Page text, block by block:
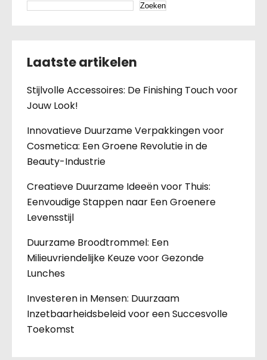
Zoeken
Laatste artikelen
Stijlvolle Accessoires: De Finishing Touch voor
Jouw Look!
Innovatieve Duurzame Verpakkingen voor
Cosmetica: Een Groene Revolutie in de
Beauty-Industrie
Creatieve Duurzame Ideeën voor Thuis:
Eenvoudige Stappen naar Een Groenere
Levensstijl
Duurzame Broodtrommel: Een
Milieuvriendelijke Keuze voor Gezonde
Lunches
Investeren in Mensen: Duurzaam
Inzetbaarheidsbeleid voor een Succesvolle
Toekomst